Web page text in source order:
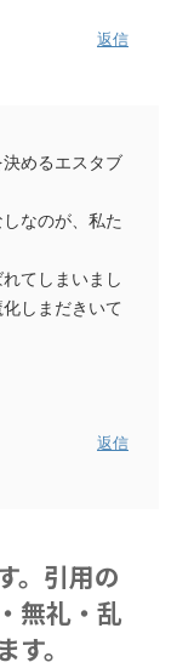
返信
めるエスタブ
なのが、私た
てしまいまし
しまだきいて
返信
。引用の
無礼・乱
。